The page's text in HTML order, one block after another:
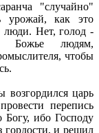
"случайно"
урожай, как это
люди. Нет, голод -
Божье людям,
чтобы
царь
перепись
Богу, ибо Господу
гордости, и решил